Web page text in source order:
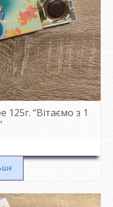
“Вітаємо з 1